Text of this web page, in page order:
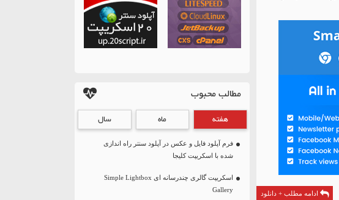
ادامه مطلب + دانلود
مطالب محبوب
هفته ماه سال
فرم آپلود فایل و عکس در آپلود سنتر راه اندازی
شده با اسکریپت کلیجا
اسکریپت گالری چندرسانه ای Simple Lightbox
Gallery